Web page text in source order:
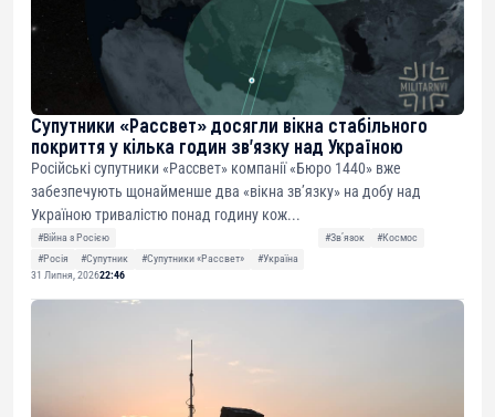
Супутники «Рассвет» досягли вікна стабільного
покриття у кілька годин зв’язку над Україною
Російські супутники «Рассвет» компанії «Бюро 1440» вже
забезпечують щонайменше два «вікна зв’язку» на добу над
Україною тривалістю понад годину кож...
#Війна з Росією #Звʼязок
#Космос
#Росія
#Супутник #Супутники «Рассвет»
#Україна
31 Липня, 202622:46